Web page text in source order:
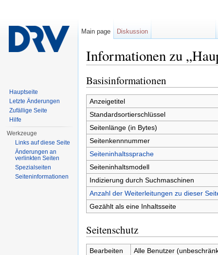
Informationen zu
Basisinformationen
Anzeigetitel
Standardsortierschlüssel
Seitenlänge (in Bytes)
Seitenkennnummer
Seiteninhaltssprache
Seiteninhaltsmodell
Indizierung durch Suchmaschinen
Anzahl der Weiterleitungen zu dieser
Gezählt als eine Inhaltsseite
Seitenschutz
Bearbeiten
Alle Benutzer
Main page Diskussion
Hauptseite
Letzte Änderungen
Zufällige Seite
Hilfe
Werkzeuge
Links auf diese Seite
Änderungen an
verlinkten Seiten
Spezialseiten
Seiten­informationen